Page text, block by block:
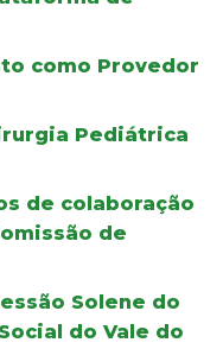
como Provedor
Pediátrica
de colaboração
de
Solene do
do Vale do